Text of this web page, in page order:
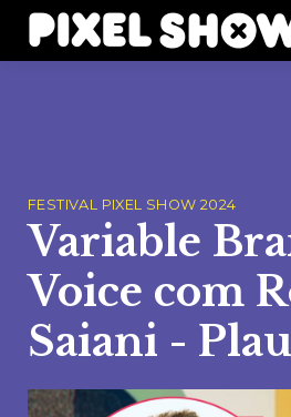
Shop
Revista
FESTIVAL PIXEL SHOW 2024
Variable
Voice com
Saiani -